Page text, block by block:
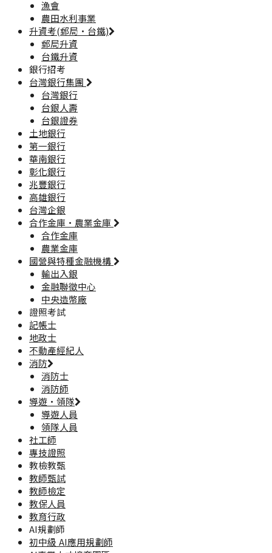
漁會
農田水利事業
升資考(郵局·台鐵)
郵局升資
台鐵升資
銀行招考
台灣銀行集團
台灣銀行
台銀人壽
台銀證券
土地銀行
第一銀行
華南銀行
彰化銀行
兆豐銀行
高雄銀行
台灣企銀
合作金庫·農業金庫
合作金庫
農業金庫
國營與特種金融機構
輸出入銀
金融聯徵中心
中央造幣廠
證照考試
記帳士
地政士
不動產經紀人
消防
消防士
消防師
導遊·領隊
導遊人員
領隊人員
社工師
專技證照
教檢教甄
教師甄試
教師檢定
教保人員
教育行政
AI規劃師
初中級 AI應用規劃師